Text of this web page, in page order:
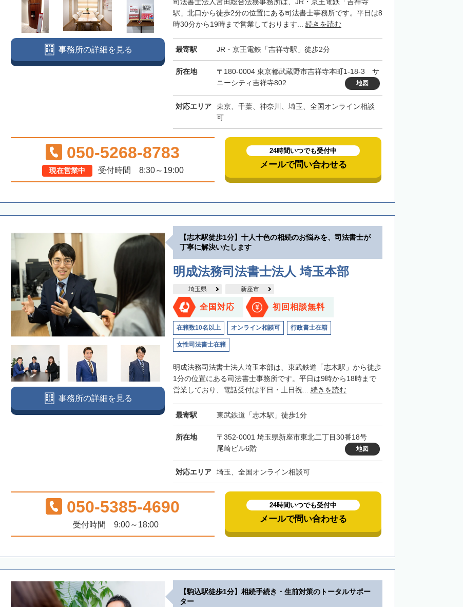
標津郡標津町 目梨郡羅臼町
駅」北口から徒歩2分の位置にある司法書士事務所です。平日は8
時30分から19時まで営業しております... 続きを読む
最寄駅 JR・京王電鉄「吉祥寺駅」徒歩2分
所在地
〒180-0004 東京都武蔵野市吉祥寺本町1-18-3 サ
ニーシティ吉祥寺802
地図
対応エリア
東京、千葉、神奈川、埼玉、全国オンライン相談
可
事務所の詳細を見る
050-5268-8783
現在営業中 受付時間 8:30～19:00
24時間いつでも受付中
メールで問い合わせる
【志木駅徒歩1分】十人十色の相続のお悩みを、司法書士が
丁寧に解決いたします
明成法務司法書士法人 埼玉本部
埼玉県 新座市
全国対応 初回相談無料
在籍数10名以上 オンライン相談可 行政書士在籍
女性司法書士在籍
明成法務司法書士法人埼玉本部は、東武鉄道「志木駅」から徒歩
1分の位置にある司法書士事務所です。平日は9時から18時まで
営業しており、電話受付は平日・土日祝... 続きを読む
最寄駅 東武鉄道「志木駅」徒歩1分
所在地
〒352-0001 埼玉県新座市東北二丁目30番18号
尾崎ビル6階
地図
対応エリア 埼玉、全国オンライン相談可
事務所の詳細を見る
050-5385-4690
受付時間 9:00～18:00
24時間いつでも受付中
メールで問い合わせる
【駒込駅徒歩1分】相続手続き・生前対策のトータルサポー
ター